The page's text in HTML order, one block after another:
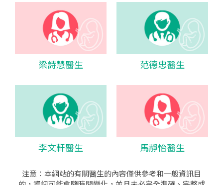
梁詩慧醫生 范德忠醫生
李文軒醫生 馬靜怡醫生
注意：本網站的有關醫生的內容僅供參考和一般資訊目